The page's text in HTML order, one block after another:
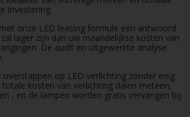
investering.
onze LED leasing formule een antwoord.
lager zijn dan uw maandelijkse kosten van
De audit en uitgewerkte analyse
overstappen op LED-verlichting zonder enig
kosten van verlichting dalen meteen,
, en de lampen worden gratis vervangen bij